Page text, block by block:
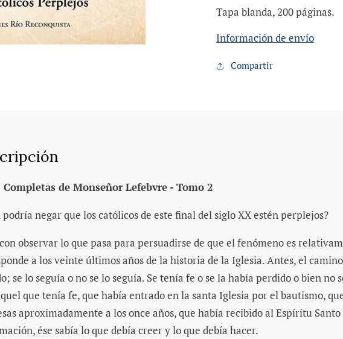
Tapa blanda, 200 páginas.
Información de envío
Compartir
Completas de Monseñor Lefebvre - Tomo 2
negar que los católicos de este final del siglo XX estén perplejos?
observar lo que pasa para persuadirse de que el fenómeno es
a los veinte últimos años de la historia de la Iglesia. Antes, el
se lo seguía o no se lo seguía. Se tenía fe o se la había perdido o bien no
que tenía fe, que había entrado en la santa Iglesia por el bautismo,
aproximadamente a los once años, que había recibido al Espíritu Santo
ése sabía lo que debía creer y lo que debía hacer.